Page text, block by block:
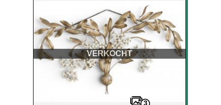
VERKOCHT
3